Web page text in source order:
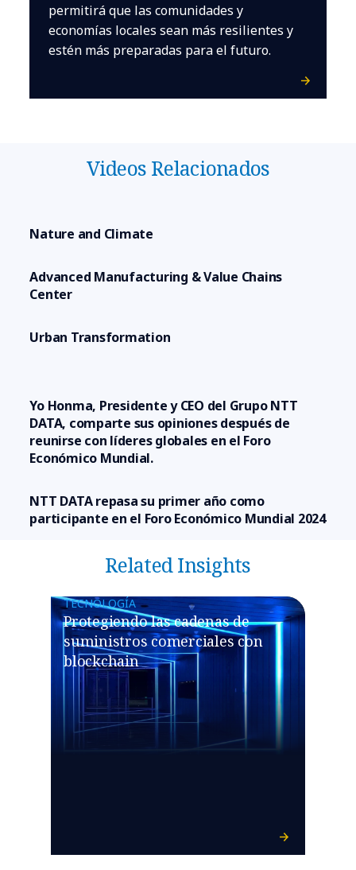
permitirá que las comunidades y
economías locales sean más resilientes y
estén más preparadas para el futuro.
Videos Relacionados
Nature and Climate
Advanced Manufacturing & Value Chains
Center
Urban Transformation
Yo Honma, Presidente y CEO del Grupo NTT
DATA, comparte sus opiniones después de
reunirse con líderes globales en el Foro
Económico Mundial.
NTT DATA repasa su primer año como
participante en el Foro Económico Mundial 2024
Related Insights
TECNOLOGÍA
Protegiendo las cadenas de
suministros comerciales con
blockchain